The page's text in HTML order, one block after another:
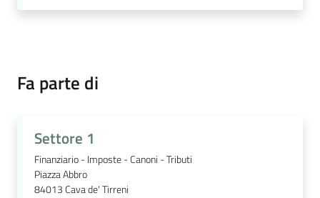
Fa parte di
Settore 1
Finanziario - Imposte - Canoni - Tributi
Piazza Abbro
84013Cava de' Tirreni